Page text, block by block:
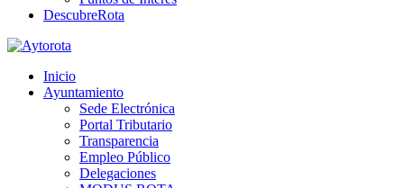
DescubreRota
Inicio
Ayuntamiento
Sede Electrónica
Portal Tributario
Transparencia
Empleo Público
Delegaciones